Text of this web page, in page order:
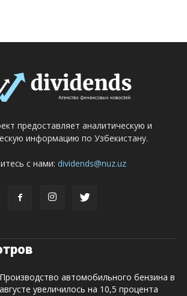
предоставляет аналитическую и
информацию по Узбекистану.
с нами: dividends@nuz.uz
Производство автомобильного бензина в
августе увеличилось на 10,5 процента